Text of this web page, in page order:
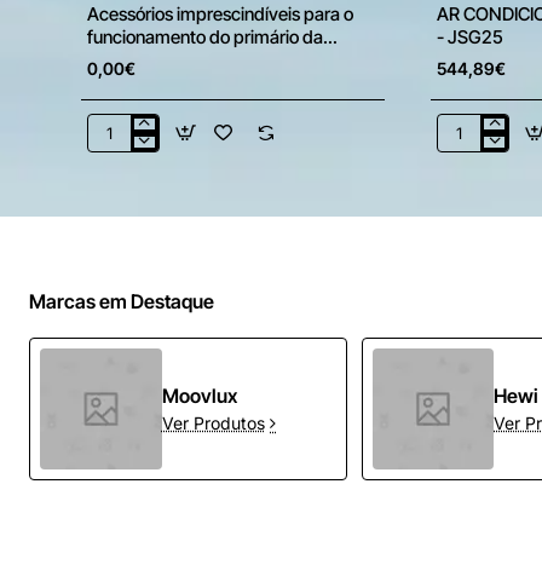
Acessórios imprescindíveis para o
funcionamento do primário da
instalação solar
0,00€
Acessórios
o
da
solar
AR
- JSG25
544,89€
AR
MONO
Marcas em Destaque
Moovlux
Ver Produtos
Hewi
Ver